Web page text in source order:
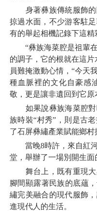
身著彝族傳統服飾的
掠過水面，不少游客駐
有的舉起相機記錄下這精
“彝族海菜腔是祖輩在
的調子，它的根就在這
員難掩激動心情，“今天
種血脈裡的文化自豪感
敬，更是讓非遺回到它
如果說彝族海菜腔對
族時裝“村秀”，則是古
了石屏彝繡產業賦能鄉村
當晚8時許，來自紅河
堂，舉辦了一場別開生面
舞台上，既有重現大
腳間顯露著民族的底蘊
繡完美融合的現代服飾
進現代人的生活。